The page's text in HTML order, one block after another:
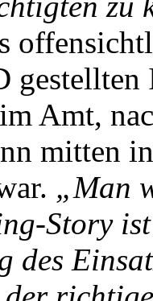
Amt,
mitten
„Man
Story
des